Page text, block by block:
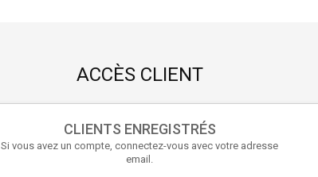
ACCÈS CLIENT
CLIENTS ENREGISTRÉS
Si vous avez un compte, connectez-vous avec votre adresse
email.